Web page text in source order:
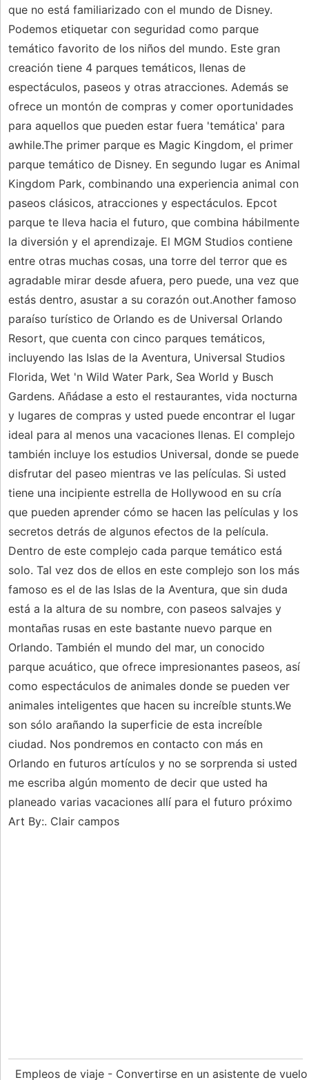
que no está familiarizado con el mundo de Disney.
Podemos etiquetar con seguridad como parque
temático favorito de los niños del mundo. Este gran
creación tiene 4 parques temáticos, llenas de
espectáculos, paseos y otras atracciones. Además se
ofrece un montón de compras y comer oportunidades
para aquellos que pueden estar fuera 'temática' para
awhile.The primer parque es Magic Kingdom, el primer
parque temático de Disney. En segundo lugar es Animal
Kingdom Park, combinando una experiencia animal con
paseos clásicos, atracciones y espectáculos. Epcot
parque te lleva hacia el futuro, que combina hábilmente
la diversión y el aprendizaje. El MGM Studios contiene
entre otras muchas cosas, una torre del terror que es
agradable mirar desde afuera, pero puede, una vez que
estás dentro, asustar a su corazón out.Another famoso
paraíso turístico de Orlando es de Universal Orlando
Resort, que cuenta con cinco parques temáticos,
incluyendo las Islas de la Aventura, Universal Studios
Florida, Wet 'n Wild Water Park, Sea World y Busch
Gardens. Añádase a esto el restaurantes, vida nocturna
y lugares de compras y usted puede encontrar el lugar
ideal para al menos una vacaciones llenas. El complejo
también incluye los estudios Universal, donde se puede
disfrutar del paseo mientras ve las películas. Si usted
tiene una incipiente estrella de Hollywood en su cría
que pueden aprender cómo se hacen las películas y los
secretos detrás de algunos efectos de la película.
Dentro de este complejo cada parque temático está
solo. Tal vez dos de ellos en este complejo son los más
famoso es el de las Islas de la Aventura, que sin duda
está a la altura de su nombre, con paseos salvajes y
montañas rusas en este bastante nuevo parque en
Orlando. También el mundo del mar, un conocido
parque acuático, que ofrece impresionantes paseos, así
como espectáculos de animales donde se pueden ver
animales inteligentes que hacen su increíble stunts.We
son sólo arañando la superficie de esta increíble
ciudad. Nos pondremos en contacto con más en
Orlando en futuros artículos y no se sorprenda si usted
me escriba algún momento de decir que usted ha
planeado varias vacaciones allí para el futuro próximo
Art By:. Clair campos
Empleos de viaje - Convertirse en un asistente de